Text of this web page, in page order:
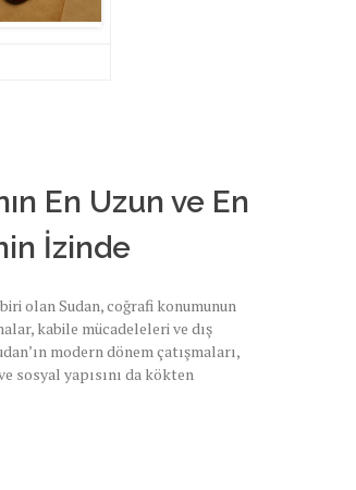
En Uzun ve En
İzinde
olan Sudan, coğrafi konumunun
kabile mücadeleleri ve dış
modern dönem çatışmaları,
sosyal yapısını da kökten